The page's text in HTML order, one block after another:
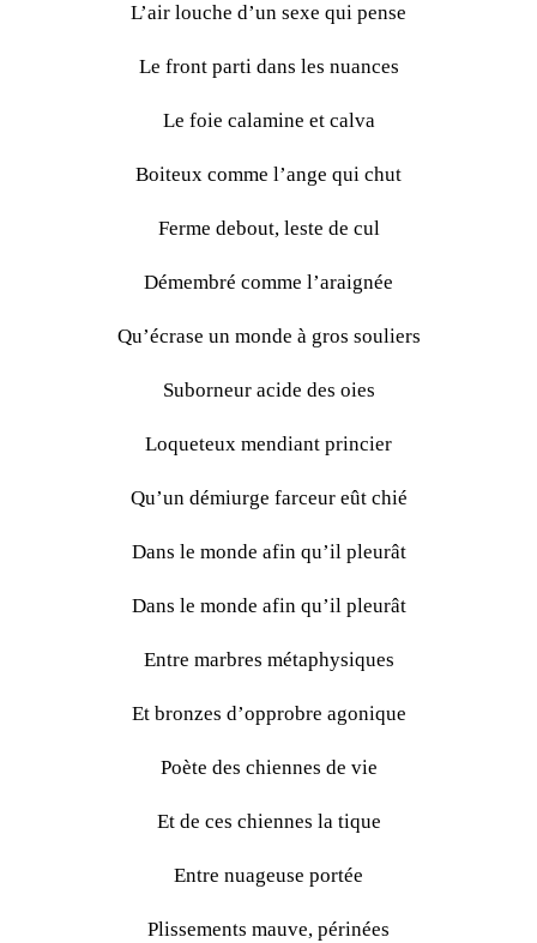
L’air louche d’un sexe qui pense
Le front parti dans les nuances
Le foie calamine et calva
Boiteux comme l’ange qui chut
Ferme debout, leste de cul
Démembré comme l’araignée
Qu’écrase un monde à gros souliers
Suborneur acide des oies
Loqueteux mendiant princier
Qu’un démiurge farceur eût chié
Dans le monde afin qu’il pleurât
Dans le monde afin qu’il pleurât
Entre marbres métaphysiques
Et bronzes d’opprobre agonique
Poète des chiennes de vie
Et de ces chiennes la tique
Entre nuageuse portée
Plissements mauve, périnées